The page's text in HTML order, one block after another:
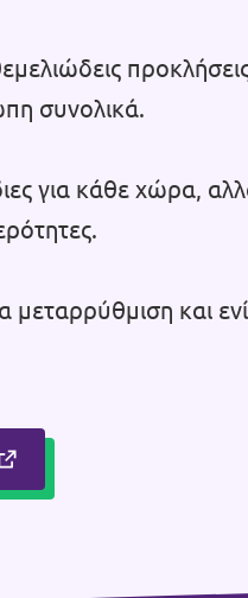
συνολικά.
για κάθε χώρα,
και